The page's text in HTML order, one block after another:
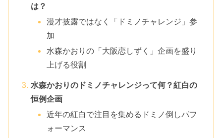
は？
漫才披露ではなく「ドミノチャレンジ」参
加
水森かおりの「大阪恋しずく」企画を盛り
上げる役割
水森かおりのドミノチャレンジって何？紅白の
恒例企画
近年の紅白で注目を集めるドミノ倒しパフ
ォーマンス